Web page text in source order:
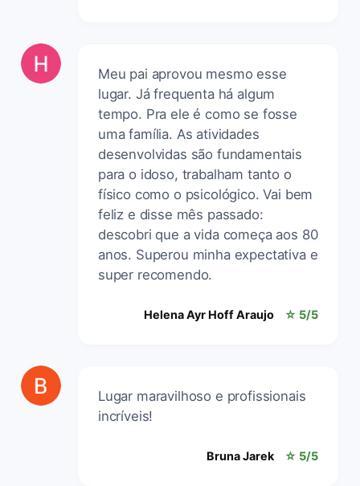
Meu pai aprovou mesmo esse
lugar. Já frequenta há algum
tempo. Pra ele é como se fosse
uma família. As atividades
desenvolvidas são fundamentais
para o idoso, trabalham tanto o
físico como o psicológico. Vai bem
feliz e disse mês passado:
descobri que a vida começa aos 80
anos. Superou minha expectativa e
super recomendo.
Helena Ayr Hoff Araujo ☆ 5/5
Lugar maravilhoso e profissionais
incríveis!
Bruna Jarek ☆ 5/5